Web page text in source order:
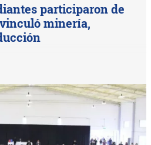
participaron de
minería,